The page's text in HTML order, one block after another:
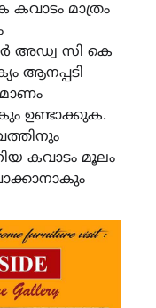
മാത്രം
അഡ്വ സി കെ
ആനപ്പടി
ഉണ്ടാക്കുക.
കവാടം മൂലം